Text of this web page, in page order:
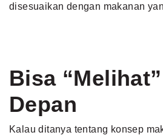
disesuaikan dengan makanan
Bisa
Depan
Kalau ditanya tentang konsep